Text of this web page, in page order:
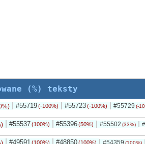
(%) teksty
#55719 (-100%) #55723 (-100%) #55729 (-
#55537 (100%) #55396 (50%) #55502 (33%)
#49591 (100%) #48850 (100%) #54359 (100%)